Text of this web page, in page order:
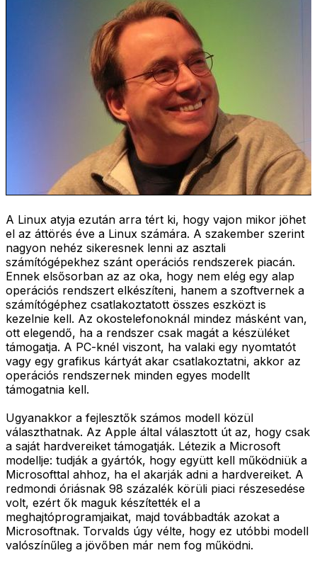
A Linux atyja ezután arra tért ki, hogy vajon mikor jöhet
el az áttörés éve a Linux számára. A szakember szerint
nagyon nehéz sikeresnek lenni az asztali
számítógépekhez szánt operációs rendszerek piacán.
Ennek elsősorban az az oka, hogy nem elég egy alap
operációs rendszert elkészíteni, hanem a szoftvernek a
számítógéphez csatlakoztatott összes eszközt is
kezelnie kell. Az okostelefonoknál mindez másként van,
ott elegendő, ha a rendszer csak magát a készüléket
támogatja. A PC-knél viszont, ha valaki egy nyomtatót
vagy egy grafikus kártyát akar csatlakoztatni, akkor az
operációs rendszernek minden egyes modellt
támogatnia kell.
Ugyanakkor a fejlesztők számos modell közül
választhatnak. Az Apple által választott út az, hogy csak
a saját hardvereiket támogatják. Létezik a Microsoft
modellje: tudják a gyártók, hogy együtt kell működniük a
Microsofttal ahhoz, ha el akarják adni a hardvereiket. A
redmondi óriásnak 98 százalék körüli piaci részesedése
volt, ezért ők maguk készítették el a
meghajtóprogramjaikat, majd továbbadták azokat a
Microsoftnak. Torvalds úgy vélte, hogy ez utóbbi modell
valószínűleg a jövőben már nem fog működni.